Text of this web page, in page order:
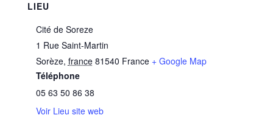
LIEU
Cité de Soreze
1 Rue Saint-Martin
Sorèze, france 81540 France + Google Map
Téléphone
05 63 50 86 38
Voir Lieu site web